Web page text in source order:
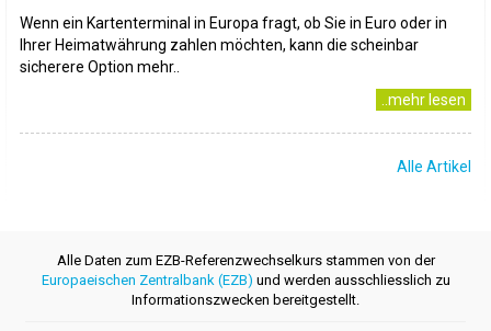
Wenn ein Kartenterminal in Europa fragt, ob Sie in Euro oder in
Ihrer Heimatwährung zahlen möchten, kann die scheinbar
sicherere Option mehr..
..mehr lesen
Alle Artikel
Alle Daten zum EZB-Referenzwechselkurs stammen von der
Europaeischen Zentralbank (EZB) und werden ausschliesslich zu
Informationszwecken bereitgestellt.